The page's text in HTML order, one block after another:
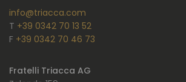
info@triacca.com
T +39 0342 70 13 52
F +39 0342 70 46 73
Fratelli Triacca AG